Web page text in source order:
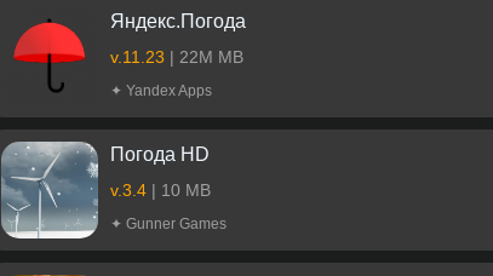
Яндекс.Погода
v.11.23 | 22M MB
✦ Yandex Apps
Погода HD
v.3.4 | 10 MB
✦ Gunner Games